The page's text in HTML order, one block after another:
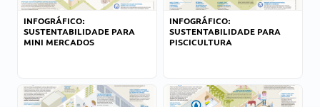
INFOGRÁFICO:
SUSTENTABILIDADE PARA
MINI MERCADOS
INFOGRÁFICO:
SUSTENTABILIDADE PARA
PISCICULTURA